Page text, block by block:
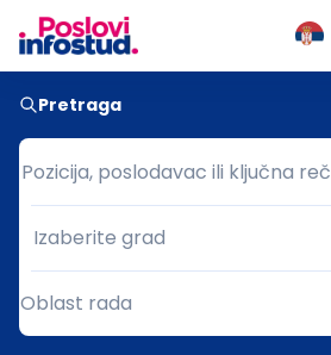
Pretraga
Pozicija, poslodavac ili ključna reč
Pozicija, poslodavac ili ključna reč
Grad
Izaberite grad
Oblast rada